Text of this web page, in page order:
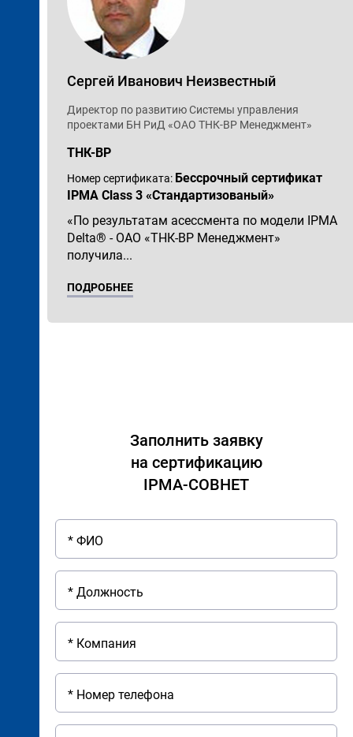
Заполнить заявку
на сертификацию
IPMA-СОВНЕТ
Сергей Иванович Неизвестный
Директор по развитию Системы управления
проектами БН РиД «ОАО ТНК-ВР Менеджмент»
ТНК-BP
Номер сертификата: Бессрочный сертификат
IPMA Class 3 «Стандартизованый»
«По результатам асессмента по модели IPMA
Delta® - ОАО «ТНК-ВР Менеджмент»
получила...
ПОДРОБНЕЕ